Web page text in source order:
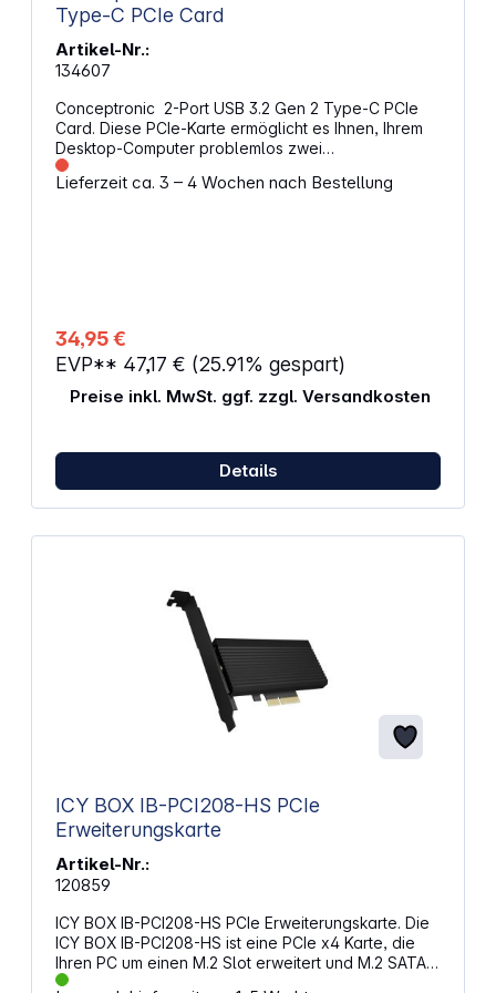
Type-C PCIe Card
Artikel-Nr.:
134607
Conceptronic 2-Port USB 3.2 Gen 2 Type-C PCIe
Card. Diese PCIe-Karte ermöglicht es Ihnen, Ihrem
Desktop-Computer problemlos zwei
Hochgeschwindigkeits-USB 3.2 Gen 2-Anschlüsse
hinzuzufügen, mit einer maximalen
Bandbreite: 10Gb/s Anschluss: PCIe x4 PCI-
Ausführung: PCIe 3.0 Chipsatz: ASM3142
Standard: USB 3.2 Gen 2 Unterstützte
Betriebssysteme: Windows 8 / 8.1 / 10 / 11, Linux
Farbe: Grün Abmessungen (B x T x H) 80 x 58 x 30
Lieferzeit ca. 3 – 4 Wochen nach Bestellung
34,95 €
EVP** 47,17 € (25.91% gespart)
Preise inkl. MwSt. ggf. zzgl. Versandkosten
Details
ICY BOX IB-PCI208-HS PCIe
Erweiterungskarte
Artikel-Nr.:
120859
ICY BOX IB-PCI208-HS PCIe Erweiterungskarte. Die
ICY BOX IB-PCI208-HS ist eine PCIe x4 Karte, die
Ihren PC um einen M.2 Slot erweitert und M.2 SATA
Module in den Formaten 2280, 2260, 2242 und 2230